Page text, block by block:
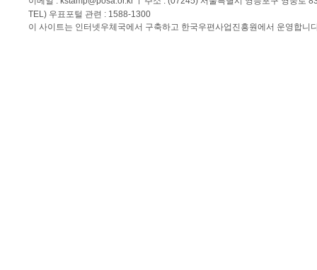
TEL) 우표포털 관련 : 1588-1300
이 사이트는 인터넷우체국에서 구축하고 한국우편사업진흥원에서 운영합니